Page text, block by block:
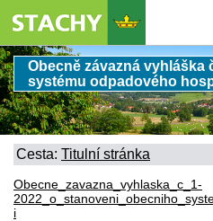
Obecně závazná vyhláška
systému odpadového
Cesta: Titulní stránka
Obecne_zavazna_vyhlaska_c_1-
i